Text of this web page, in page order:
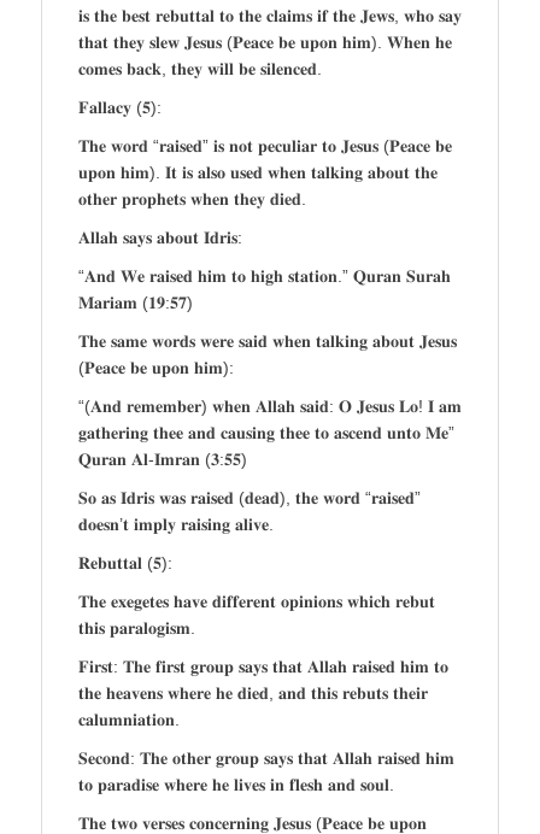
𝐢𝐬 𝐭𝐡𝐞 𝐛𝐞𝐬𝐭 𝐫𝐞𝐛𝐮𝐭𝐭𝐚𝐥 𝐭𝐨 𝐭𝐡𝐞 𝐜𝐥𝐚𝐢𝐦𝐬 𝐢𝐟 𝐭𝐡𝐞 𝐉𝐞𝐰𝐬, 𝐰𝐡𝐨 𝐬𝐚𝐲
𝐭𝐡𝐚𝐭 𝐭𝐡𝐞𝐲 𝐬𝐥𝐞𝐰 𝐉𝐞𝐬𝐮𝐬 (𝐏𝐞𝐚𝐜𝐞 𝐛𝐞 𝐮𝐩𝐨𝐧 𝐡𝐢𝐦). 𝐖𝐡𝐞𝐧 𝐡𝐞
𝐜𝐨𝐦𝐞𝐬 𝐛𝐚𝐜𝐤, 𝐭𝐡𝐞𝐲 𝐰𝐢𝐥𝐥 𝐛𝐞 𝐬𝐢𝐥𝐞𝐧𝐜𝐞𝐝.
𝐅𝐚𝐥𝐥𝐚𝐜𝐲 (𝟓):
𝐓𝐡𝐞 𝐰𝐨𝐫𝐝 “𝐫𝐚𝐢𝐬𝐞𝐝” 𝐢𝐬 𝐧𝐨𝐭 𝐩𝐞𝐜𝐮𝐥𝐢𝐚𝐫 𝐭𝐨 𝐉𝐞𝐬𝐮𝐬 (𝐏𝐞𝐚𝐜𝐞 𝐛𝐞
𝐮𝐩𝐨𝐧 𝐡𝐢𝐦). 𝐈𝐭 𝐢𝐬 𝐚𝐥𝐬𝐨 𝐮𝐬𝐞𝐝 𝐰𝐡𝐞𝐧 𝐭𝐚𝐥𝐤𝐢𝐧𝐠 𝐚𝐛𝐨𝐮𝐭 𝐭𝐡𝐞
𝐨𝐭𝐡𝐞𝐫 𝐩𝐫𝐨𝐩𝐡𝐞𝐭𝐬 𝐰𝐡𝐞𝐧 𝐭𝐡𝐞𝐲 𝐝𝐢𝐞𝐝.
𝐀𝐥𝐥𝐚𝐡 𝐬𝐚𝐲𝐬 𝐚𝐛𝐨𝐮𝐭 𝐈𝐝𝐫𝐢𝐬:
“𝐀𝐧𝐝 𝐖𝐞 𝐫𝐚𝐢𝐬𝐞𝐝 𝐡𝐢𝐦 𝐭𝐨 𝐡𝐢𝐠𝐡 𝐬𝐭𝐚𝐭𝐢𝐨𝐧.” 𝐐𝐮𝐫𝐚𝐧 𝐒𝐮𝐫𝐚𝐡
𝐌𝐚𝐫𝐢𝐚𝐦 (𝟏𝟗:𝟓𝟕)
𝐓𝐡𝐞 𝐬𝐚𝐦𝐞 𝐰𝐨𝐫𝐝𝐬 𝐰𝐞𝐫𝐞 𝐬𝐚𝐢𝐝 𝐰𝐡𝐞𝐧 𝐭𝐚𝐥𝐤𝐢𝐧𝐠 𝐚𝐛𝐨𝐮𝐭 𝐉𝐞𝐬𝐮𝐬
(𝐏𝐞𝐚𝐜𝐞 𝐛𝐞 𝐮𝐩𝐨𝐧 𝐡𝐢𝐦):
“(𝐀𝐧𝐝 𝐫𝐞𝐦𝐞𝐦𝐛𝐞𝐫) 𝐰𝐡𝐞𝐧 𝐀𝐥𝐥𝐚𝐡 𝐬𝐚𝐢𝐝: 𝐎 𝐉𝐞𝐬𝐮𝐬 𝐋𝐨! 𝐈 𝐚𝐦
𝐠𝐚𝐭𝐡𝐞𝐫𝐢𝐧𝐠 𝐭𝐡𝐞𝐞 𝐚𝐧𝐝 𝐜𝐚𝐮𝐬𝐢𝐧𝐠 𝐭𝐡𝐞𝐞 𝐭𝐨 𝐚𝐬𝐜𝐞𝐧𝐝 𝐮𝐧𝐭𝐨 𝐌𝐞”
𝐐𝐮𝐫𝐚𝐧 𝐀𝐥-𝐈𝐦𝐫𝐚𝐧 (𝟑:𝟓𝟓)
𝐒𝐨 𝐚𝐬 𝐈𝐝𝐫𝐢𝐬 𝐰𝐚𝐬 𝐫𝐚𝐢𝐬𝐞𝐝 (𝐝𝐞𝐚𝐝), 𝐭𝐡𝐞 𝐰𝐨𝐫𝐝 “𝐫𝐚𝐢𝐬𝐞𝐝”
𝐝𝐨𝐞𝐬𝐧’𝐭 𝐢𝐦𝐩𝐥𝐲 𝐫𝐚𝐢𝐬𝐢𝐧𝐠 𝐚𝐥𝐢𝐯𝐞.
𝐑𝐞𝐛𝐮𝐭𝐭𝐚𝐥 (𝟓):
𝐓𝐡𝐞 𝐞𝐱𝐞𝐠𝐞𝐭𝐞𝐬 𝐡𝐚𝐯𝐞 𝐝𝐢𝐟𝐟𝐞𝐫𝐞𝐧𝐭 𝐨𝐩𝐢𝐧𝐢𝐨𝐧𝐬 𝐰𝐡𝐢𝐜𝐡 𝐫𝐞𝐛𝐮𝐭
𝐭𝐡𝐢𝐬 𝐩𝐚𝐫𝐚𝐥𝐨𝐠𝐢𝐬𝐦.
𝐅𝐢𝐫𝐬𝐭: 𝐓𝐡𝐞 𝐟𝐢𝐫𝐬𝐭 𝐠𝐫𝐨𝐮𝐩 𝐬𝐚𝐲𝐬 𝐭𝐡𝐚𝐭 𝐀𝐥𝐥𝐚𝐡 𝐫𝐚𝐢𝐬𝐞𝐝 𝐡𝐢𝐦 𝐭𝐨
𝐭𝐡𝐞 𝐡𝐞𝐚𝐯𝐞𝐧𝐬 𝐰𝐡𝐞𝐫𝐞 𝐡𝐞 𝐝𝐢𝐞𝐝, 𝐚𝐧𝐝 𝐭𝐡𝐢𝐬 𝐫𝐞𝐛𝐮𝐭𝐬 𝐭𝐡𝐞𝐢𝐫
𝐜𝐚𝐥𝐮𝐦𝐧𝐢𝐚𝐭𝐢𝐨𝐧.
𝐒𝐞𝐜𝐨𝐧𝐝: 𝐓𝐡𝐞 𝐨𝐭𝐡𝐞𝐫 𝐠𝐫𝐨𝐮𝐩 𝐬𝐚𝐲𝐬 𝐭𝐡𝐚𝐭 𝐀𝐥𝐥𝐚𝐡 𝐫𝐚𝐢𝐬𝐞𝐝 𝐡𝐢𝐦
𝐭𝐨 𝐩𝐚𝐫𝐚𝐝𝐢𝐬𝐞 𝐰𝐡𝐞𝐫𝐞 𝐡𝐞 𝐥𝐢𝐯𝐞𝐬 𝐢𝐧 𝐟𝐥𝐞𝐬𝐡 𝐚𝐧𝐝 𝐬𝐨𝐮𝐥.
𝐓𝐡𝐞 𝐭𝐰𝐨 𝐯𝐞𝐫𝐬𝐞𝐬 𝐜𝐨𝐧𝐜𝐞𝐫𝐧𝐢𝐧𝐠 𝐉𝐞𝐬𝐮𝐬 (𝐏𝐞𝐚𝐜𝐞 𝐛𝐞 𝐮𝐩𝐨𝐧